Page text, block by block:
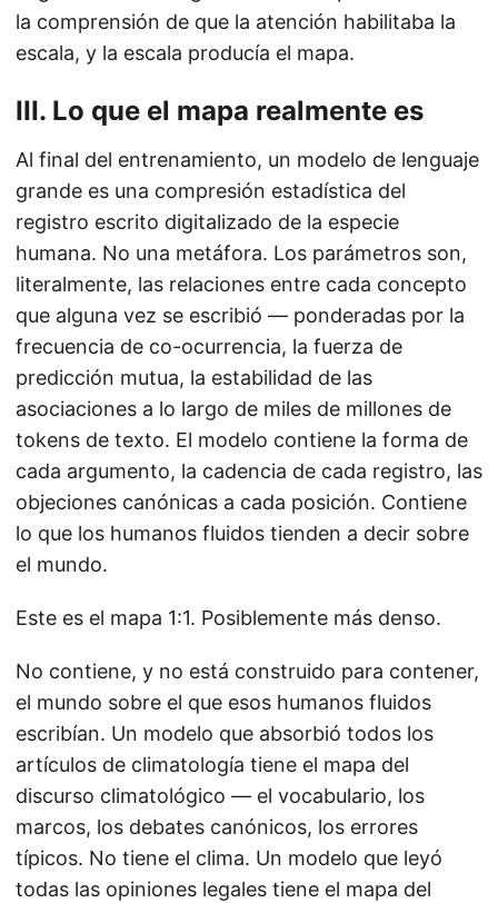
la comprensión de que la atención habilitaba la
escala, y la escala producía el mapa.
III. Lo que el mapa realmente es
Al final del entrenamiento, un modelo de lenguaje
grande es una compresión estadística del
registro escrito digitalizado de la especie
humana. No una metáfora. Los parámetros son,
literalmente, las relaciones entre cada concepto
que alguna vez se escribió — ponderadas por la
frecuencia de co-ocurrencia, la fuerza de
predicción mutua, la estabilidad de las
asociaciones a lo largo de miles de millones de
tokens de texto. El modelo contiene la forma de
cada argumento, la cadencia de cada registro, las
objeciones canónicas a cada posición. Contiene
lo que los humanos fluidos tienden a decir sobre
el mundo.
Este es el mapa 1:1. Posiblemente más denso.
No contiene, y no está construido para contener,
el mundo sobre el que esos humanos fluidos
escribían. Un modelo que absorbió todos los
artículos de climatología tiene el mapa del
discurso climatológico — el vocabulario, los
marcos, los debates canónicos, los errores
típicos. No tiene el clima. Un modelo que leyó
todas las opiniones legales tiene el mapa del